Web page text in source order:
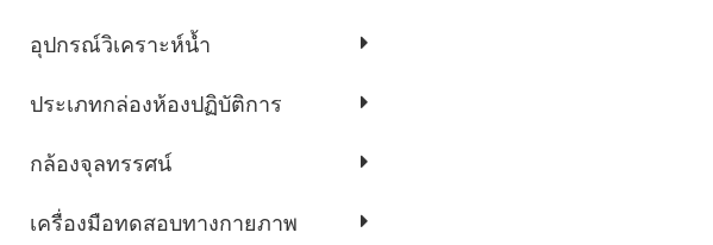
อุปกรณ์วิเคราะห์น้ำ
ประเภทกล่องห้องปฏิบัติการ
กล้องจุลทรรศน์
เครื่องมือทดสอบทางกายภาพ